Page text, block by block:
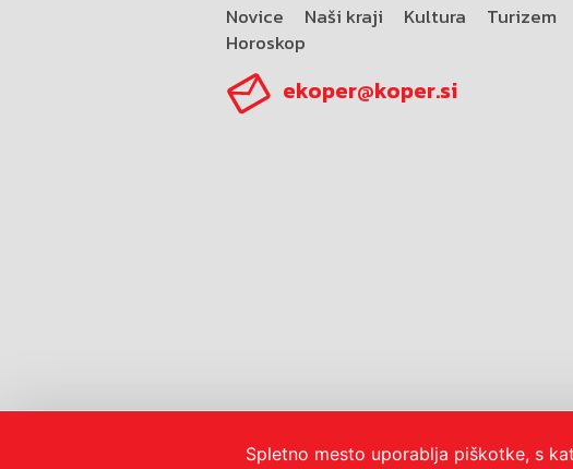
Novice Naši kraji Kultura Turizem
Horoskop
ekoper@koper.si
Spletno mesto uporablja piškotke, s